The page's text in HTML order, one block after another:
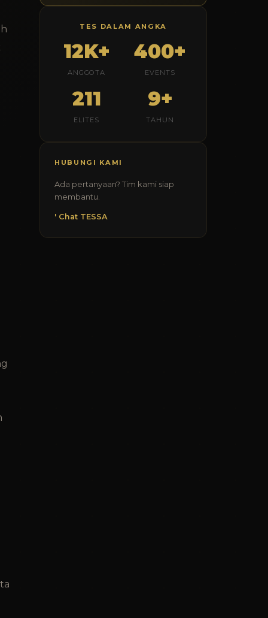
TES DALAM ANGKA
12K+
ANGGOTA
400+
EVENTS
211
ELITES
9+
TAHUN
HUBUNGI KAMI
Ada pertanyaan? Tim kami siap
membantu.
' Chat TESSA